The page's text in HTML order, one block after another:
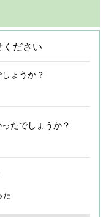
ください
ょうか？
たでしょうか？
た